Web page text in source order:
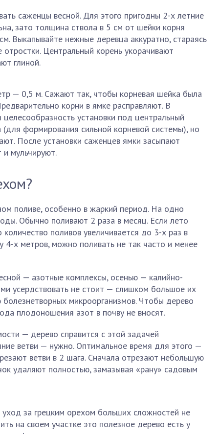
саженцы весной. Для этого пригодны 2-х летние
зато толщина ствола в 5 см от шейки корня
Выкапывайте нежные деревца аккуратно, стараясь
Центральный корень укорачивают
глиной.
— 0,5 м. Сажают так, чтобы корневая шейка была
корни в ямке расправляют. В
установки под центральный
(для формирования сильной корневой системы), но
После установки саженцев ямки засыпают
и мульчируют.
поливе, особенно в жаркий период. На одно
Обычно поливают 2 раза в месяц. Если лето
поливов увеличивается до 3-х раз в
4-х метров, можно поливать не так часто и менее
— азотные комплексы, осенью — калийно-
усердствовать не стоит — слишком большое их
болезнетворных микроорганизмов. Чтобы дерево
плодоношения азот в почву не вносят.
— дерево справится с этой задачей
ветви — нужно. Оптимальное время для этого —
ветви в 2 шага. Сначала отрезают небольшую
удаляют полностью, замазывая «рану» садовым
за грецким орехом больших сложностей не
на своем участке это полезное дерево есть у